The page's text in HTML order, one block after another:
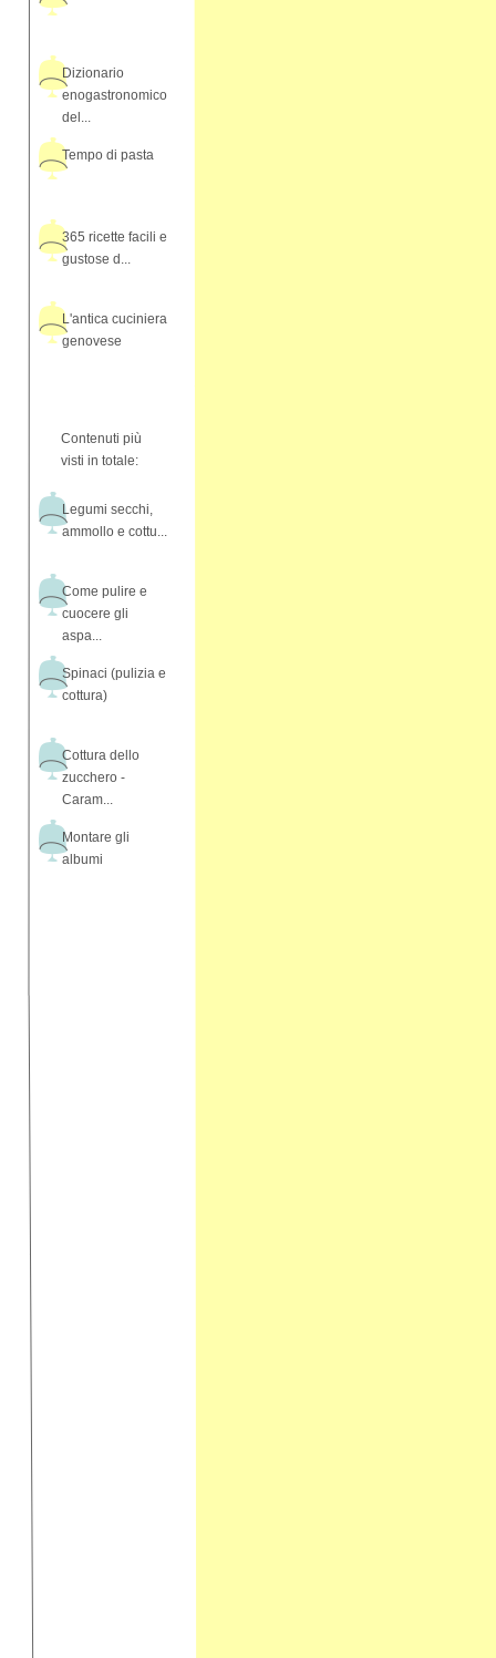
Dizionario
enogastronomico
del...
Tempo di pasta
365 ricette facili e
gustose d...
L'antica cuciniera
genovese
Contenuti più
visti in totale:
Legumi secchi,
ammollo e cottu...
Come pulire e
cuocere gli
aspa...
Spinaci (pulizia e
cottura)
Cottura dello
zucchero -
Caram...
Montare gli
albumi